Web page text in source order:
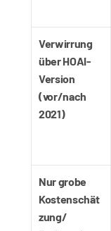
Verwirrung
über HOAI-
Version
(vor/nach
2021)
Nur grobe
Kostenschät
zung/